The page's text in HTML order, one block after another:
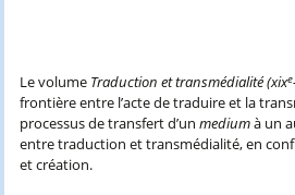
Le volume Traduction et transmédialité (xixe
frontière entre l’acte de traduire et la
processus de transfert d’un mediumà un
entre traduction et transmédialité, en
et création.